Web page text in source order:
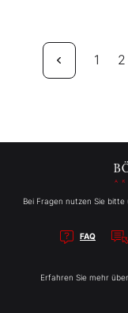
1 2
Bei Fragen nutzen Sie bitte
FAQ
Erfahren Sie mehr